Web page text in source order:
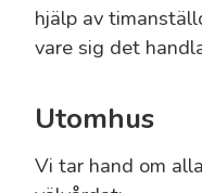
hjälp av
vare sig det
Utomhus
Vi tar hand om